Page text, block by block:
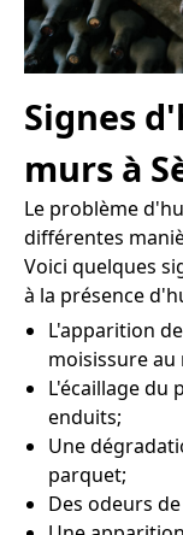
Signes
murs à
Le problème
différentes
Voici quelques
à la présence
L'apparition
moisissure au
L'écaillage du
enduits;
Une
parquet;
Des odeurs